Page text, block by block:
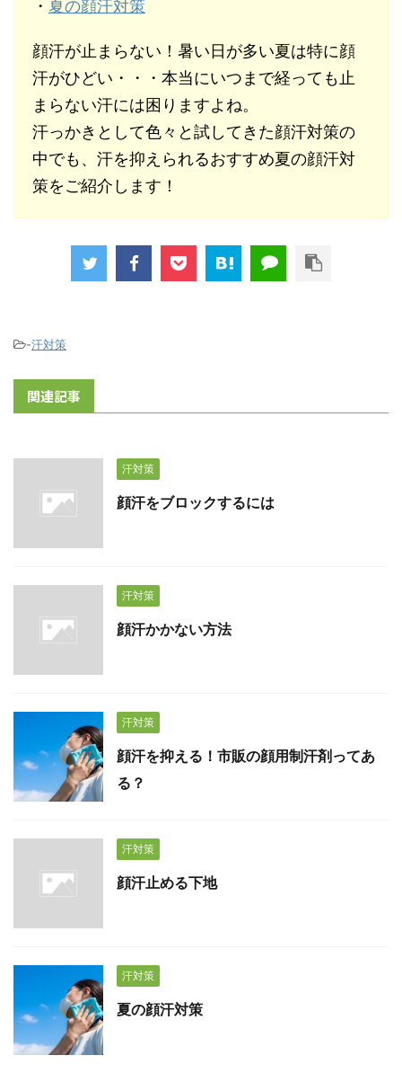
・ 夏の顔汗対策
顔汗が止まらない！暑い日が多い夏は特に顔
汗がひどい・・・本当にいつまで経っても止
まらない汗には困りますよね。
汗っかきとして色々と試してきた顔汗対策の
中でも、汗を抑えられるおすすめ夏の顔汗対
策をご紹介します！
-汗対策
関連記事
汗対策
顔汗をブロックするには
汗対策
顔汗かかない方法
汗対策
顔汗を抑える！市販の顔用制汗剤ってあ
る？
汗対策
顔汗止める下地
汗対策
夏の顔汗対策